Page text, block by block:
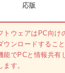
応版
トウェアはPC向け
ンロードすること
能でPCと情報共有
す。